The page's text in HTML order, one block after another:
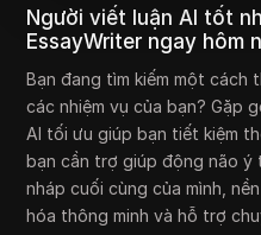
Người viết luận AI tốt
EssayWriter ngay hôm
Bạn đang tìm kiếm một cách
các nhiệm vụ của bạn? Gặp
AI tối ưu giúp bạn tiết kiệm
bạn cần trợ giúp động não ý
nháp cuối cùng của mình,
hóa thông minh và hỗ trợ